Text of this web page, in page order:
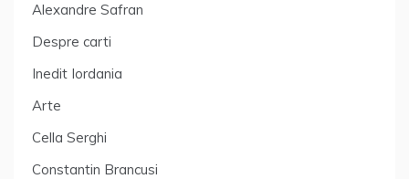
Alexandre Safran
Despre carti
Inedit Iordania
Arte
Cella Serghi
Constantin Brancusi